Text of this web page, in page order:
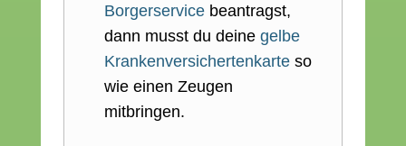
Borgerservicebeantragst,
dann musst du deine gelbe
Krankenversichertenkarteso
wie einen Zeugen
mitbringen.